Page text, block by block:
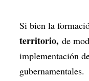
Si bien la
territorio, de
implementación
gubernamentales.